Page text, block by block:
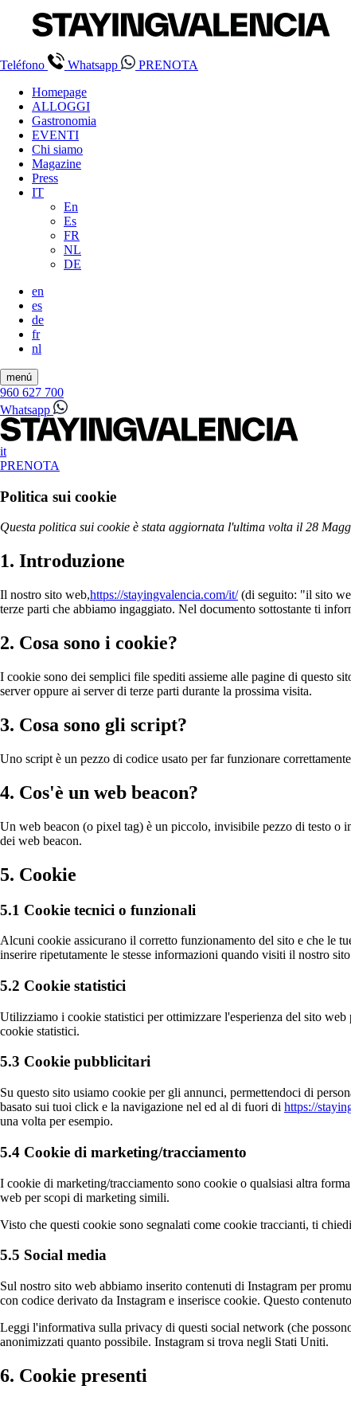
Teléfono Whatsapp
PRENOTA
Homepage
ALLOGGI
Gastronomia
EVENTI
Chi siamo
Magazine
Press
IT
En
Es
FR
NL
DE
en
es
de
fr
nl
menú
960 627 700
Whatsapp
it
PRENOTA
Politica sui cookie
Questa politica sui cookie è stata aggiornata l'ultima volta il 28
1. Introduzione
Il nostro sito web,https://stayingvalencia.com/it/(di seguito: "il sito
terze parti che abbiamo ingaggiato. Nel documento sottostante ti
2. Cosa sono i cookie?
I cookie sono dei semplici file spediti assieme alle pagine di questo
server oppure ai server di terze parti durante la prossima visita.
3. Cosa sono gli script?
Uno script è un pezzo di codice usato per far funzionare
4. Cos'è un web beacon?
Un web beacon (o pixel tag) è un piccolo, invisibile pezzo di testo o
dei web beacon.
5. Cookie
5.1 Cookie tecnici o funzionali
Alcuni cookie assicurano il corretto funzionamento del sito e che le
inserire ripetutamente le stesse informazioni quando visiti il nostro
5.2 Cookie statistici
Utilizziamo i cookie statistici per ottimizzare l'esperienza del sito
cookie statistici.
5.3 Cookie pubblicitari
Su questo sito usiamo cookie per gli annunci, permettendoci di
basato sui tuoi click e la navigazione nel ed al di fuori di https://
una volta per esempio.
5.4 Cookie di marketing/tracciamento
I cookie di marketing/tracciamento sono cookie o qualsiasi altra
web per scopi di marketing simili.
Visto che questi cookie sono segnalati come cookie traccianti, ti
5.5 Social media
Sul nostro sito web abbiamo inserito contenuti di Instagram per
con codice derivato da Instagram e inserisce cookie. Questo
Leggi l'informativa sulla privacy di questi social network (che
anonimizzati quanto possibile. Instagram si trova negli Stati Uniti.
6. Cookie presenti